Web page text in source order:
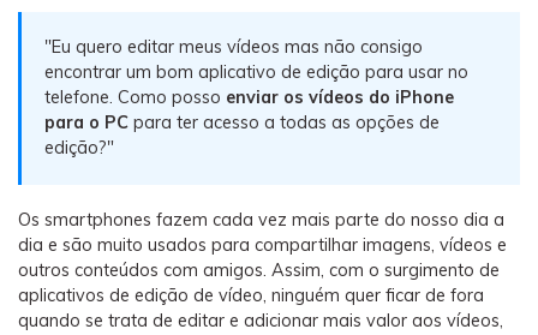
Suporte
Transferir mensagens, fotos, vídeos e muito mais
de celular para outro, celular para computador e
vice-versa.
Fazer backup de até 18 tipos de dados e dados do
WhatsApp para o computador. E restaurar
backups facilmente.
Preços Educacionais
Mais suporte
Temas em Destaque
Temas em Destaque
Concursos e eventos
BUSCAR
Download
"Eu quero editar meus vídeos mas não consigo
encontrar um bom aplicativo de edição para usar no
telefone. Como posso enviar os vídeos do iPhone
para o PC para ter acesso a todas as opções de
edição?"
Os smartphones fazem cada vez mais parte do nosso dia a
dia e são muito usados para compartilhar imagens, vídeos e
outros conteúdos com amigos. Assim, com o surgimento de
aplicativos de edição de vídeo, ninguém quer ficar de fora
quando se trata de editar e adicionar mais valor aos vídeos,